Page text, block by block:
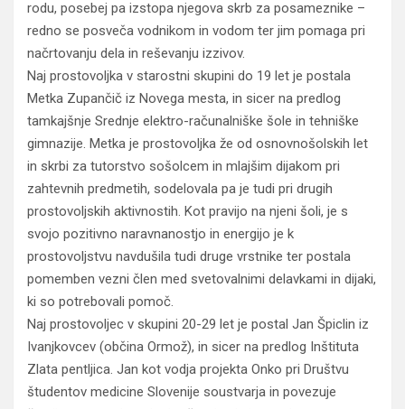
rodu, posebej pa izstopa njegova skrb za posameznike –
redno se posveča vodnikom in vodom ter jim pomaga pri
načrtovanju dela in reševanju izzivov.
Naj prostovoljka v starostni skupini do 19 let je postala
Metka Zupančič iz Novega mesta, in sicer na predlog
tamkajšnje Srednje elektro-računalniške šole in tehniške
gimnazije. Metka je prostovoljka že od osnovnošolskih let
in skrbi za tutorstvo sošolcem in mlajšim dijakom pri
zahtevnih predmetih, sodelovala pa je tudi pri drugih
prostovoljskih aktivnostih. Kot pravijo na njeni šoli, je s
svojo pozitivno naravnanostjo in energijo je k
prostovoljstvu navdušila tudi druge vrstnike ter postala
pomemben vezni člen med svetovalnimi delavkami in dijaki,
ki so potrebovali pomoč.
Naj prostovoljec v skupini 20-29 let je postal Jan Špiclin iz
Ivanjkovcev (občina Ormož), in sicer na predlog Inštituta
Zlata pentljica. Jan kot vodja projekta Onko pri Društvu
študentov medicine Slovenije soustvarja in povezuje